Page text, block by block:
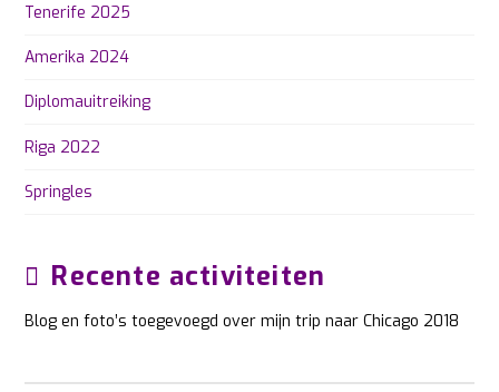
Tenerife 2025
Amerika 2024
Diplomauitreiking
Riga 2022
Springles
Recente activiteiten
Blog en foto’s toegevoegd over mijn trip naar Chicago 2018